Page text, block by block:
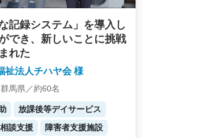
記録システム」を導入し
でき、新しいことに挑戦
れた
祉法人チハヤ会 様
群馬県／約60名
放課後等デイサービス
相談支援 障害者支援施設